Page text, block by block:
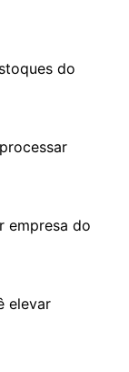
do
empresa do
elevar